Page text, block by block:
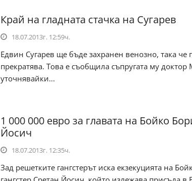
Край на гладната стачка на Сугарев
18.07.2013г. 12:59ч.
Едвин Сугарев ще бъде захранен венозно, така че
прекратява. Това е съобщила съпругата му
уточнявайки...
1 000 000 евро за главата на Бойко
Йосич
18.07.2013г. 12:35ч.
Зад решетките гангстерът иска екзекуцията на